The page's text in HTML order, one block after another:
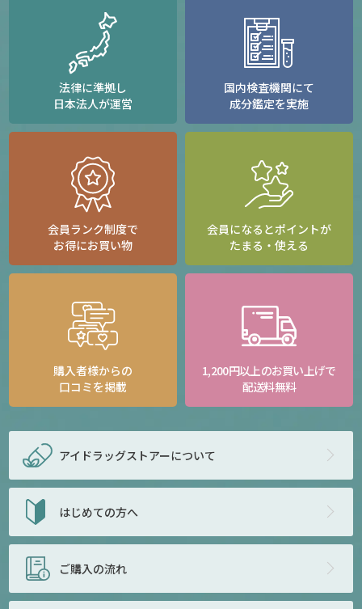
法律に準拠し
日本法人が運営
国内検査機関にて
成分鑑定を実施
会員ランク制度で
お得にお買い物
会員になるとポイントが
たまる・使える
購入者様からの
口コミを掲載
1,200円以上のお買い上げで
配送料無料
アイドラッグストアーについて
はじめての方へ
ご購入の流れ